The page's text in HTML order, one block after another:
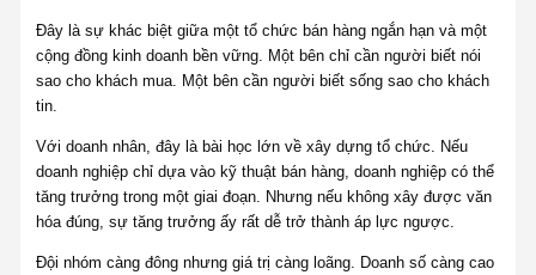
Đây là sự khác biệt giữa một tổ chức bán hàng ngắn hạn và một
cộng đồng kinh doanh bền vững. Một bên chỉ cần người biết nói
sao cho khách mua. Một bên cần người biết sống sao cho khách
tin.
Với doanh nhân, đây là bài học lớn về xây dựng tổ chức. Nếu
doanh nghiệp chỉ dựa vào kỹ thuật bán hàng, doanh nghiệp có thể
tăng trưởng trong một giai đoạn. Nhưng nếu không xây được văn
hóa đúng, sự tăng trưởng ấy rất dễ trở thành áp lực ngược.
Đội nhóm càng đông nhưng giá trị càng loãng. Doanh số càng cao